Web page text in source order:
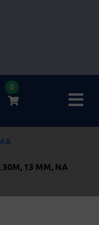
0
30M, 13 MM, NA